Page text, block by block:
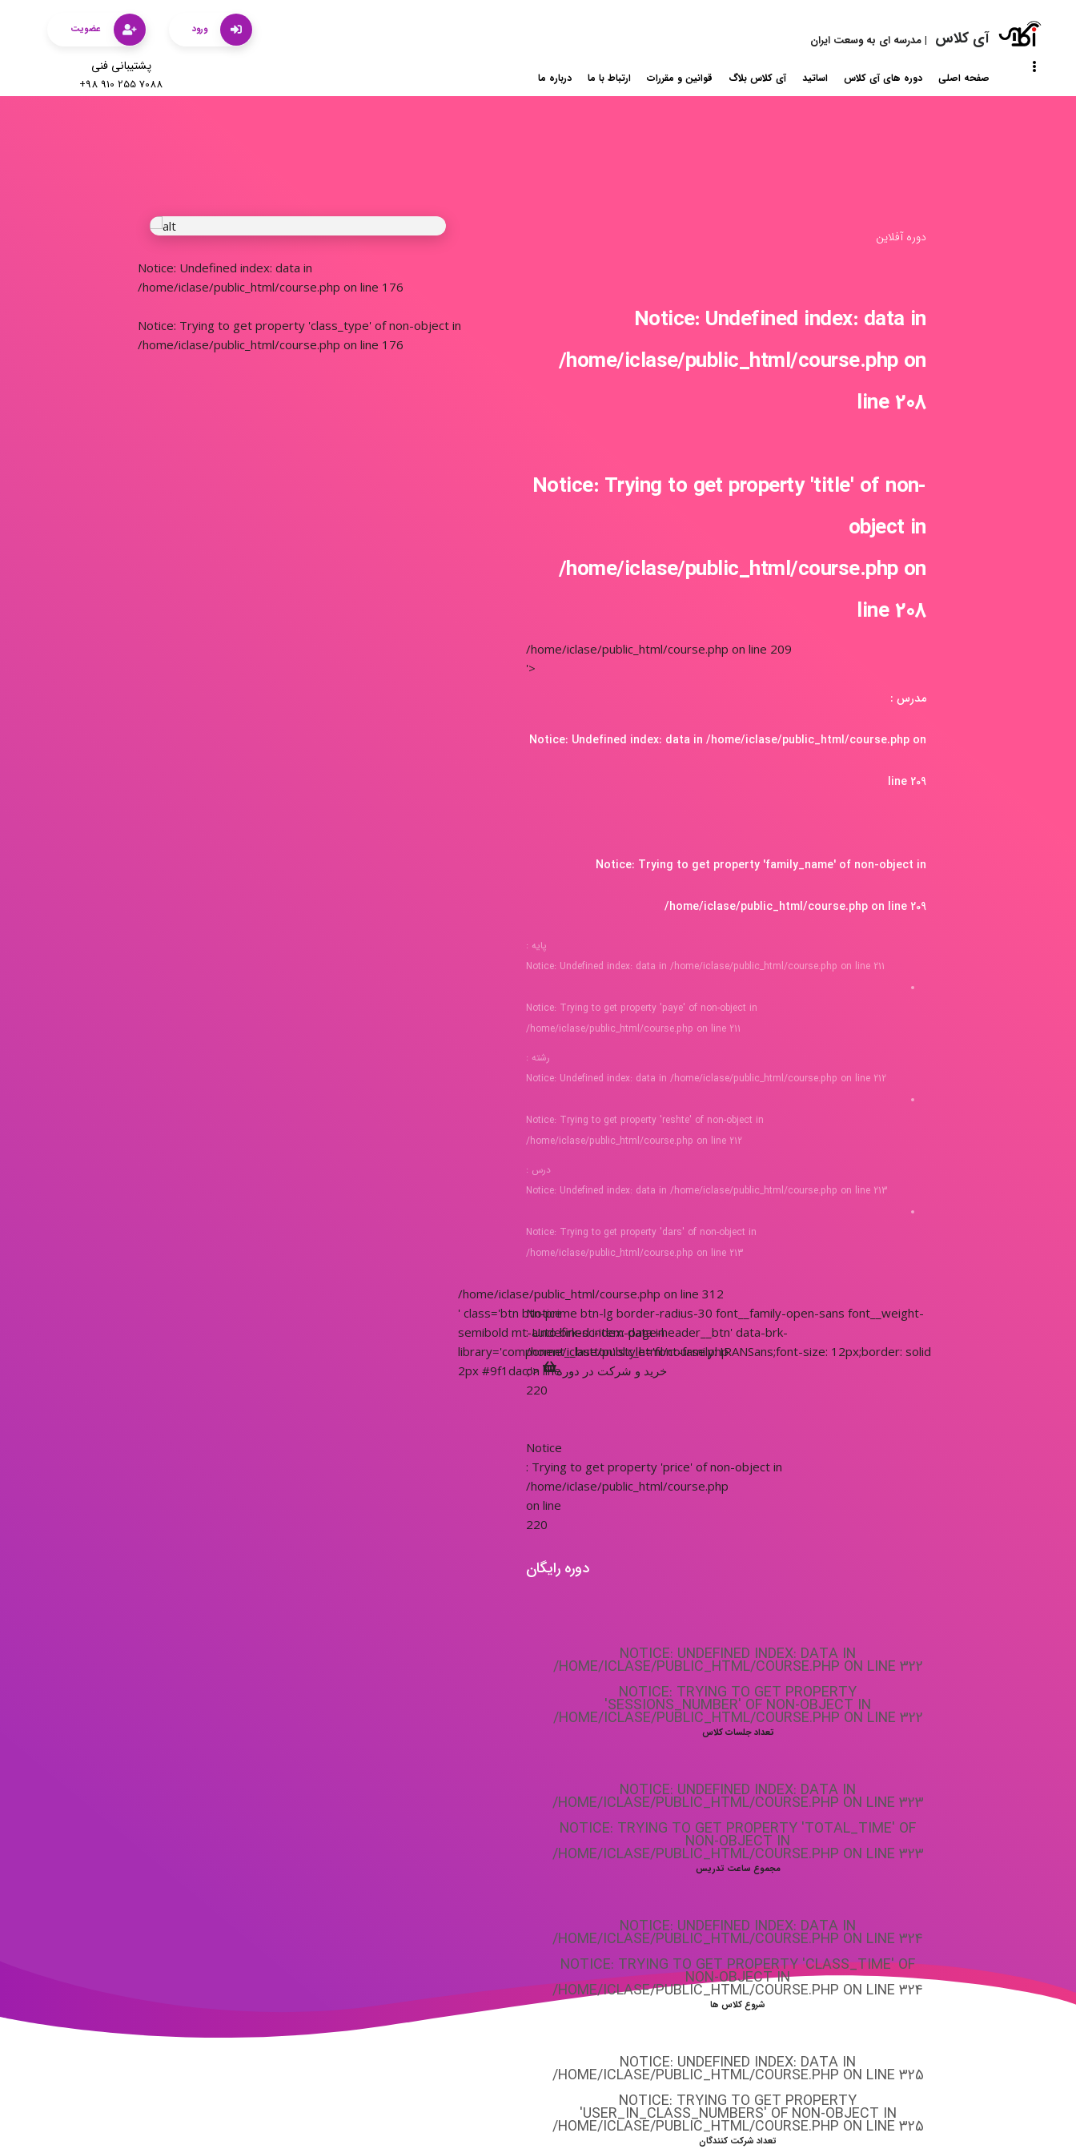
آی کلاس |مدرسه ای به وسعت ایران
ورود عضویت
صفحه اصلی دوره های آی کلاس اساتید آی کلاس بلاگ قوانین و مقررات ارتباط با ما درباره ما
پشتیبانی فنی
+98 910 255 7088
Notice: Undefined index: data in
/home/iclase/public_html/course.php on line 176
Notice: Trying to get property 'class_type' of non-object in
/home/iclase/public_html/course.php on line 176
دوره آفلاین
Notice: Undefined index: data in
/home/iclase/public_html/course.phpon
line208
Notice: Trying to get property 'title' of non-
object in
/home/iclase/public_html/course.phpon
line208
/home/iclase/public_html/course.php on line 209
'>
مدرس :
Notice: Undefined index: data in /home/iclase/public_html/course.phpon
line 209
Notice: Trying to get property 'family_name' of non-object in
/home/iclase/public_html/course.phpon line 209
پایه :
Notice: Undefined index: data in /home/iclase/public_html/course.php on line 211
Notice: Trying to get property 'paye' of non-object in
/home/iclase/public_html/course.php on line 211
رشته :
Notice: Undefined index: data in /home/iclase/public_html/course.php on line 212
Notice: Trying to get property 'reshte' of non-object in
/home/iclase/public_html/course.php on line 212
درس :
Notice: Undefined index: data in /home/iclase/public_html/course.php on line 213
Notice: Trying to get property 'dars' of non-object in
/home/iclase/public_html/course.php on line 213
Notice
: Undefined index: data in
/home/iclase/public_html/course.php
on line
220
Notice
: Trying to get property 'price' of non-object in
/home/iclase/public_html/course.php
on line
220
دوره رایگان
/home/iclase/public_html/course.php on line 312
' class='btn btn-prime btn-lg border-radius-30 font__family-open-sans font__weight-
semibold mt-auto brk-sc-item-page-header__btn' data-brk-
library='component__button' style='font-family: IRANSans;font-size: 12px;border: solid
2px #9f1dac;'>
خرید و شرکت در دوره
NOTICE: UNDEFINED INDEX: DATA IN
/HOME/ICLASE/PUBLIC_HTML/COURSE.PHP ON LINE 322
NOTICE: TRYING TO GET PROPERTY
'SESSIONS_NUMBER' OF NON-OBJECT IN
/HOME/ICLASE/PUBLIC_HTML/COURSE.PHP ON LINE 322
تعداد جلسات کلاس
NOTICE: UNDEFINED INDEX: DATA IN
/HOME/ICLASE/PUBLIC_HTML/COURSE.PHP ON LINE 323
NOTICE: TRYING TO GET PROPERTY 'TOTAL_TIME' OF
NON-OBJECT IN
/HOME/ICLASE/PUBLIC_HTML/COURSE.PHP ON LINE 323
مجموع ساعت تدریس
NOTICE: UNDEFINED INDEX: DATA IN
/HOME/ICLASE/PUBLIC_HTML/COURSE.PHP ON LINE324
NOTICE: TRYING TO GET PROPERTY 'CLASS_TIME' OF
NON-OBJECT IN
/HOME/ICLASE/PUBLIC_HTML/COURSE.PHP ON LINE324
شروع کلاس ها
NOTICE: UNDEFINED INDEX: DATA IN
/HOME/ICLASE/PUBLIC_HTML/COURSE.PHP ON LINE 325
NOTICE: TRYING TO GET PROPERTY
'USER_IN_CLASS_NUMBERS' OF NON-OBJECT IN
/HOME/ICLASE/PUBLIC_HTML/COURSE.PHP ON LINE 325
تعداد شرکت کنندگان